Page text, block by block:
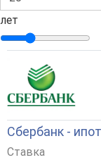
лет
Сбербанк -
Ставка